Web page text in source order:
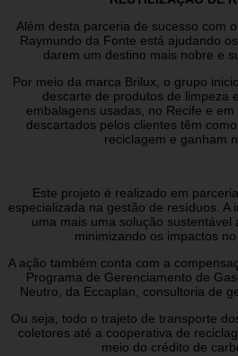
Além desta parceria de sucesso com
Raymundo da Fonte está ajudando
darem um destino mais nobre e
Por meio da marca Brilux, o grupo
descarte de produtos de limpeza
embalagens usadas, no Recife e
descartados pelos clientes têm
reciclagem e ganham
Este projeto é realizado em
especializada na gestão de resíduos. A
uma mais uma solução sustentável
minimizando os impactos
A ação também conta com a
Programa de Gerenciamento de
Neutro, da Eccaplan, consultoria de
Ou seja, todo o trajeto de transporte
coletores até a cooperativa de
meio do crédito de